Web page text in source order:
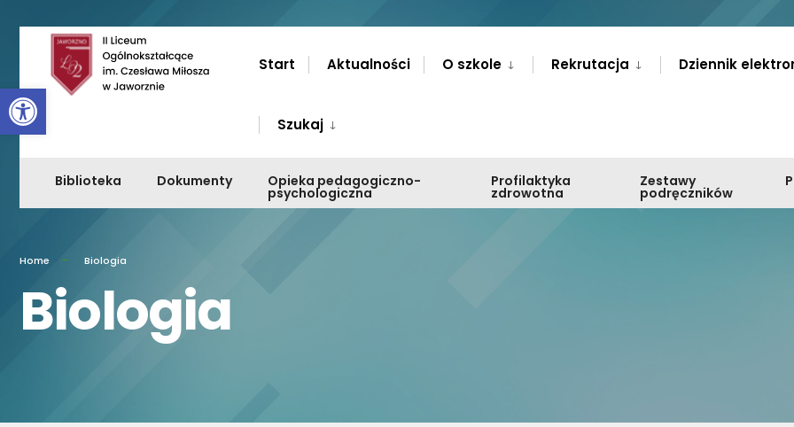
Otwórz pasek narzędzi
Przejdź
zawartości
Start Aktualności O szkole Rekrutacja Dziennik
Szukaj
Biblioteka Dokumenty Opieka pedagogiczno-
psychologiczna
Profilaktyka
zdrowotna
Zestawy
podręczników
Home Biologia
Biologia